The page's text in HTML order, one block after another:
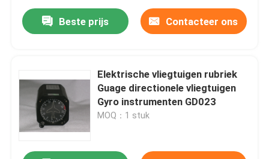
Beste prijs Contacteer ons
Elektrische vliegtuigen rubriek
Guage directionele vliegtuigen
Gyro instrumenten GD023
MOQ：1 stuk